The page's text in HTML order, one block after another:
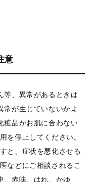
意
等、異常があるときは
が生じていないかよ
粧品がお肌に合わない
を停止してください。
と、症状を悪化させる
などにご相談されるこ
、赤味、はれ、かゆ